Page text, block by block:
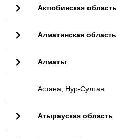
Актюбинская область
Алматинская область
Алматы
Астана, Нур-Султан
Атырауская область